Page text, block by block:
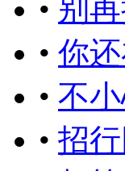
• 别
• 你
• 不
• 招